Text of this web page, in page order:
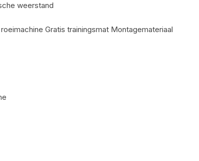
weerstand
Gratis trainingsmat Montagemateriaal